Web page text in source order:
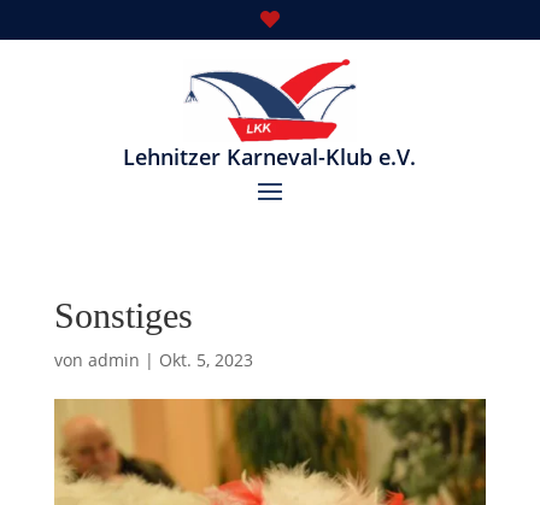

Lehnitzer Karneval-Klub e.V.
Sonstiges
von admin | Okt. 5, 2023